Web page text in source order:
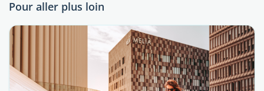
Pour aller plus loin